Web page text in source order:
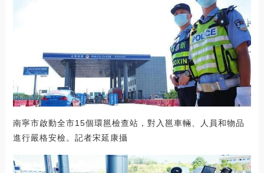
南寧市啟動全市15個環邕檢查站，對入邕車輛、人員和物品
進行嚴格安檢。記者宋延康攝